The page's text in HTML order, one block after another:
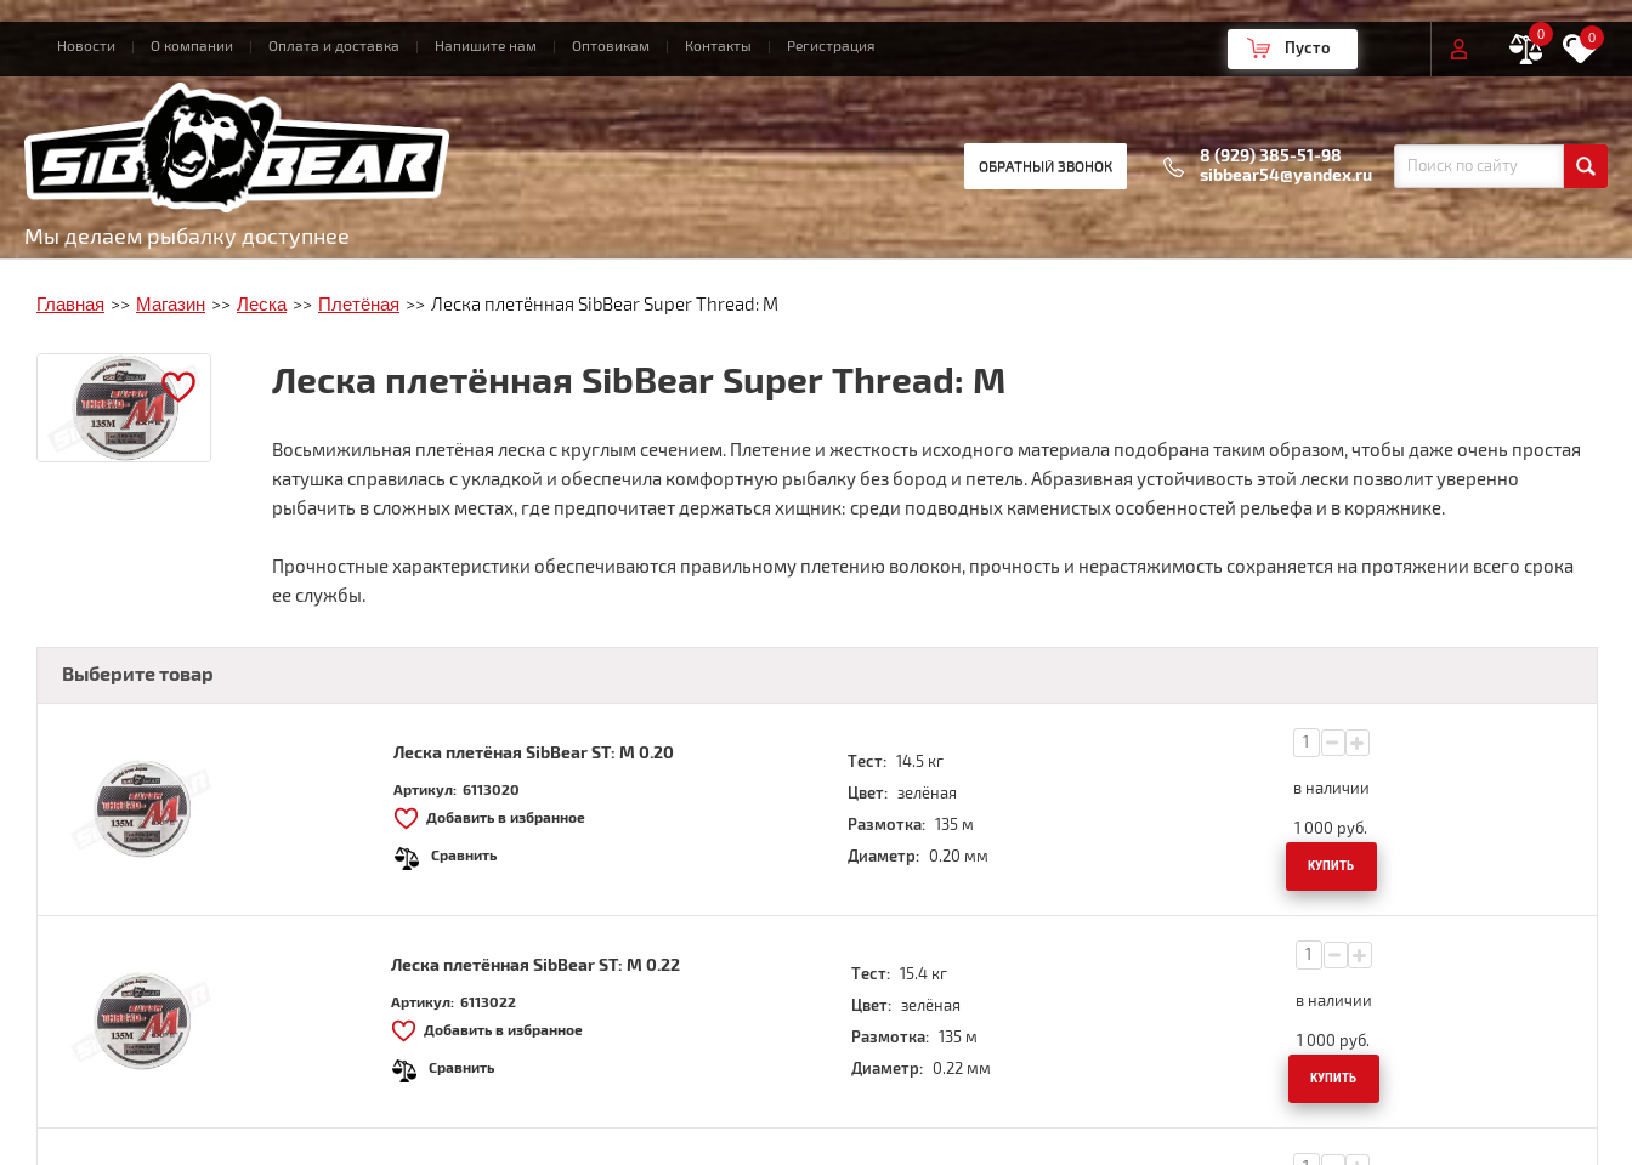
Новости О компании Оплата и доставка Напишите нам Оптовикам Контакты Регистрация Пусто
0 0
Мы делаем рыбалку доступнее
ОБРАТНЫЙ ЗВОНОК
8 (929) 385-51-98
sibbear54@yandex.ru
Главная >> Магазин >> Леска >> Плетёная >> Леска плетённая SibBear Super Thread: M
Леска плетённая SibBear Super Thread: M
Восьмижильная плетёная леска с круглым сечением. Плетение и жесткость исходного материала подобрана таким образом, чтобы даже очень простая
катушка справилась с укладкой и обеспечила комфортную рыбалку без бород и петель. Абразивная устойчивость этой лески позволит уверенно
рыбачить в сложных местах, где предпочитает держаться хищник: среди подводных каменистых особенностей рельефа и в коряжнике.
Прочностные характеристики обеспечиваются правильному плетению волокон, прочность и нерастяжимость сохраняется на протяжении всего срока
ее службы.
Выберите товар
Леска плетёная SibBear ST: M 0.20
Артикул: 6113020
Добавить в избранное
Сравнить
Тест: 14.5 кг
Цвет: зелёная
Размотка: 135 м
Диаметр: 0.20 мм
в наличии
1 000 руб.
КУПИТЬ
Леска плетённая SibBear ST: M 0.22
Артикул: 6113022
Добавить в избранное
Сравнить
Тест: 15.4 кг
Цвет: зелёная
Размотка: 135 м
Диаметр: 0.22 мм
в наличии
1 000 руб.
КУПИТЬ